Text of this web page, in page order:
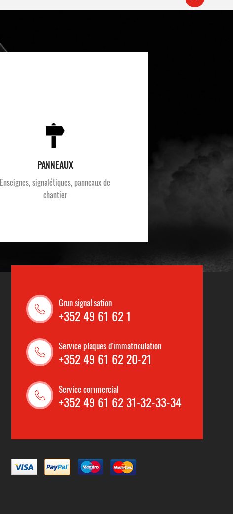
PANNEAUX
Enseignes, signalétiques, panneaux de
chantier
Grun signalisation
+352 49 61 62 1
Service plaques d'immatriculation
+352 49 61 62 20-21
Service commercial
+352 49 61 62 31-32-33-34